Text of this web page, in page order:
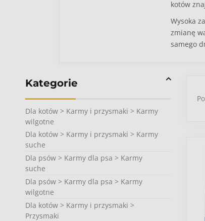
kotów
Wysoka
zmianę
samego
Kategorie
Dla kotów > Karmy i przysmaki > Karmy
wilgotne
Dla kotów > Karmy i przysmaki > Karmy
suche
Dla psów > Karmy dla psa > Karmy
suche
Dla psów > Karmy dla psa > Karmy
wilgotne
Dla kotów > Karmy i przysmaki >
Przysmaki